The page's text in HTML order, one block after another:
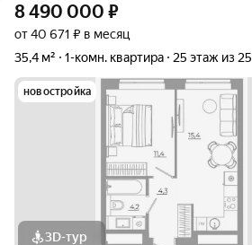
8 490 000 ₽
от 40 671 ₽ в месяц
35,4 м²
1-комн. квартира 25 этаж из 25
новостройка
3D-тур